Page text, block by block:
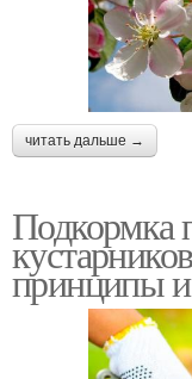
читать дальше →
Подкормка
принципы